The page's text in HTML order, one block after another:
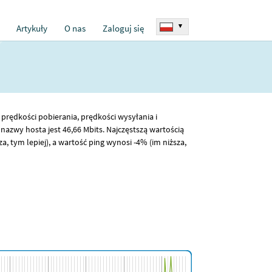
Artykuły O nas Zaloguj się ▾
pobierania, prędkości wysyłania i
hosta jest 46,66 Mbits. Najczęstszą wartością
tym lepiej), a wartość ping wynosi -4% (im niższa,